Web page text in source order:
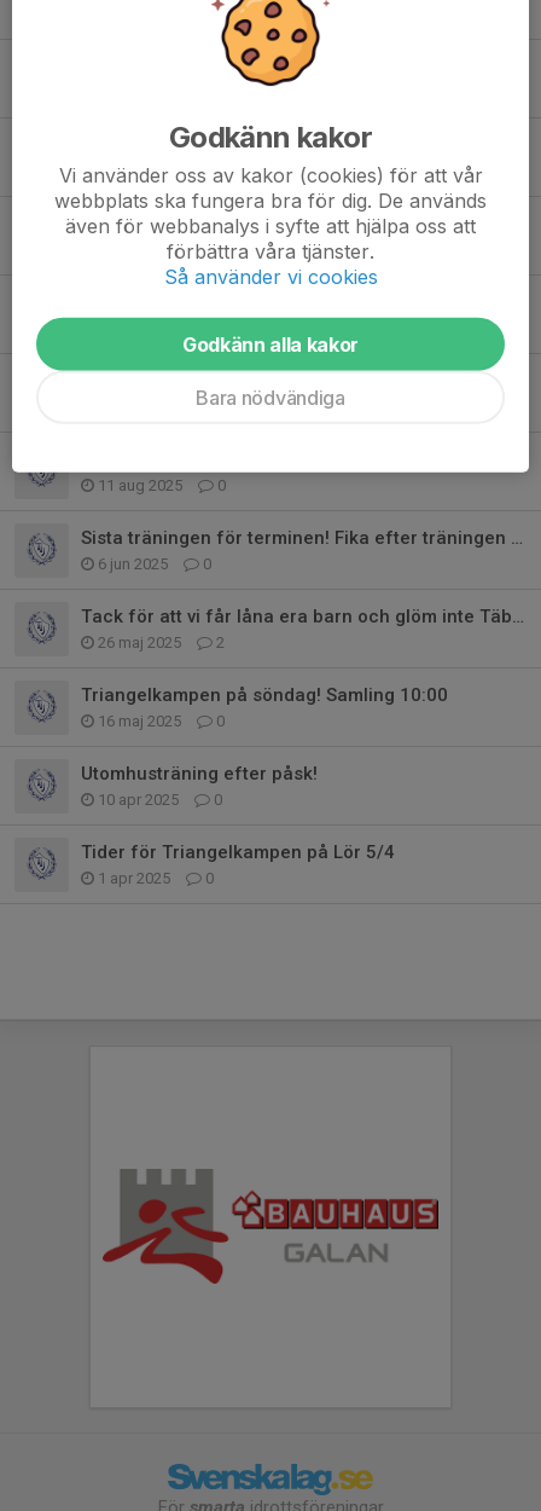
1
Täby Vinterspel- "Vår egen tävling"
3 tävlingar innan jul 💪💙🤍❤️
5 nov 2025 0
Inomhussässong, nya tider- och förutsättningar!
23 okt 2025 0
2
11 aug 2025 0
Sista träningen för terminen! Fika efter träningen på måndag
6 jun 2025 0
Tack för att vi får låna era barn och glöm inte Täby open!
26 maj 2025 2
Triangelkampen på söndag! Samling 10:00
16 maj 2025 0
Utomhusträning efter påsk!
10 apr 2025 0
Tider för Triangelkampen på Lör 5/4
1 apr 2025 0
Godkänn kakor
Vi använder oss av kakor (cookies) för att vår
webbplats ska fungera bra för dig. De används
även för webbanalys i syfte att hjälpa oss att
förbättra våra tjänster.
Så använder vi cookies
Godkänn alla kakor
Bara nödvändiga